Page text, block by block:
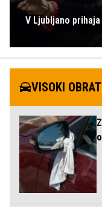
V Ljubljano
VISOKI